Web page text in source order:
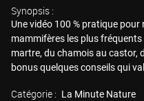
Synopsis :
Une vidéo 100 % pratique
mammifères les plus
martre, du chamois au castor,
bonus quelques conseils qui
Catégorie : La Minute Nature